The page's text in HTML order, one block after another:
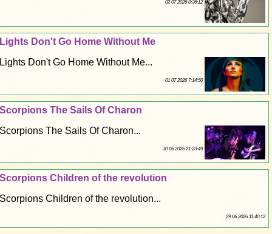
02 07 2026 0:36:12
Lights Don't Go Home Without Me
Lights Don't Go Home Without Me...
01 07 2026 7:14:50
Scorpions The Sails Of Charon
Scorpions The Sails Of Charon...
30 06 2026 21:23:49
Scorpions Children of the revolution
Scorpions Children of the revolution...
29 06 2026 11:40:12